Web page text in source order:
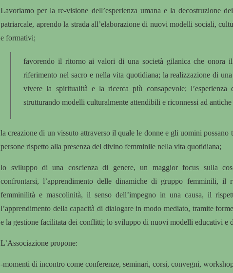
Lavoriamo per la re-visione dell’esperienza umana e la decostruzione
patriarcale, aprendo la strada all’elaborazione di nuovi modelli sociali,
e formativi;
favorendo il ritorno ai valori di una società gilanica che onora
riferimento nel sacro e nella vita quotidiana; la realizzazione di
vivere la spiritualità e la ricerca più consapevole; l’esperienza
strutturando modelli culturalmente attendibili e riconnessi ad antiche
la creazione di un vissuto attraverso il quale le donne e gli uomini possano
persone rispetto alla presenza del divino femminile nella vita quotidiana;
lo sviluppo di una coscienza di genere, un maggior focus sulla
confrontarsi, l’apprendimento delle dinamiche di gruppo femminili, il
femminilità e mascolinità, il senso dell’impegno in una causa, il
l’apprendimento della capacità di dialogare in modo mediato, tramite
e la gestione facilitata dei conflitti; lo sviluppo di nuovi modelli educativi e
L’Associazione propone:
-momenti di incontro come conferenze, seminari, corsi, convegni,